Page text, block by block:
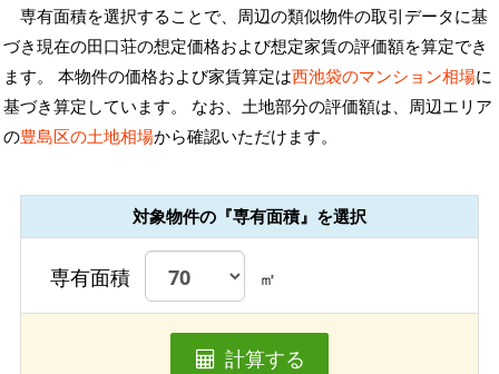
専有面積を選択することで、周辺の類似物件の取引データに基
づき現在の田口荘の想定価格および想定家賃の評価額を算定でき
ます。 本物件の価格および家賃算定は西池袋のマンション相場に
基づき算定しています。 なお、土地部分の評価額は、周辺エリア
の豊島区の土地相場から確認いただけます。
対象物件の『専有面積』を選択
専有面積 ㎡
計算する